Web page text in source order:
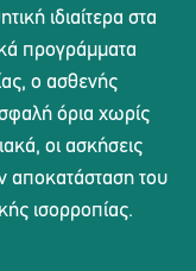
ιδιαίτερα στα
προγράμματα
ο ασθενής
όρια χωρίς
οι ασκήσεις
αποκατάσταση του
ισορροπίας.